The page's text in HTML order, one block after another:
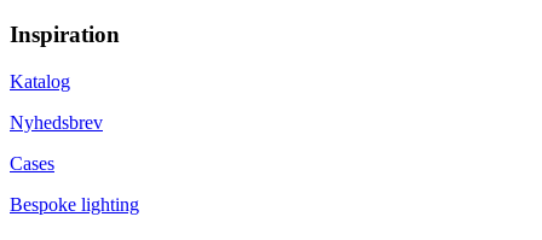
Inspiration
Katalog
Nyhedsbrev
Cases
Bespoke lighting